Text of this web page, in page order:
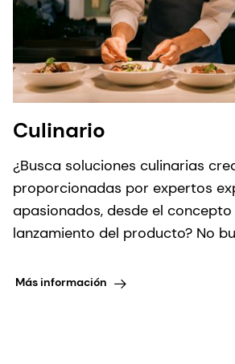
Culinario
¿Busca soluciones culinarias
proporcionadas por expertos
apasionados, desde el
lanzamiento del producto? No
Más información